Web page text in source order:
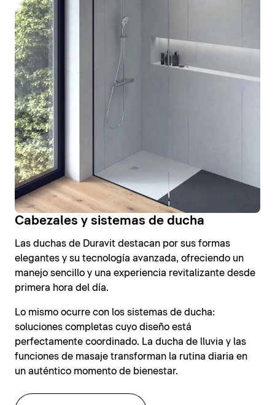
Cabezales y sistemas de ducha
Las duchas de Duravit destacan por sus formas
elegantes y su tecnología avanzada, ofreciendo un
manejo sencillo y una experiencia revitalizante desde
primera hora del día.
Lo mismo ocurre con los sistemas de ducha:
soluciones completas cuyo diseño está
perfectamente coordinado. La ducha de lluvia y las
funciones de masaje transforman la rutina diaria en
un auténtico momento de bienestar.